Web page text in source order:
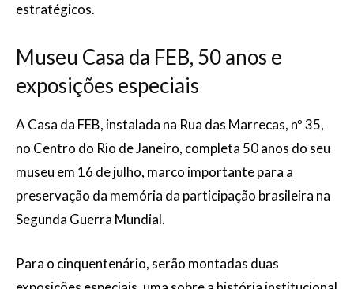
estratégicos.
Museu Casa da FEB, 50 anos e
exposições especiais
A Casa da FEB, instalada na Rua das Marrecas, nº 35,
no Centro do Rio de Janeiro, completa 50 anos do seu
museu em 16 de julho, marco importante para a
preservação da memória da participação brasileira na
Segunda Guerra Mundial.
Para o cinquentenário, serão montadas duas